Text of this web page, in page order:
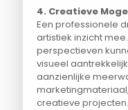
4. Creatieve
Een professionele
artistiek inzicht
perspectieven
visueel
aanzienlijke
creatieve projecten.